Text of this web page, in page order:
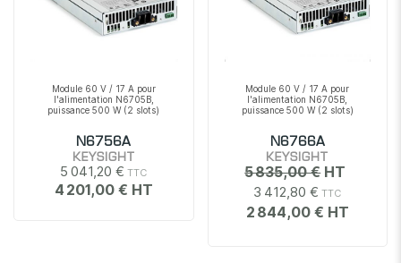
Module 60 V / 17 A pour
l'alimentation N6705B,
puissance 500 W (2 slots)
N6756A
KEYSIGHT
5 041,20 €
4 201,00 €
Module 60 V / 17 A pour
l'alimentation N6705B,
puissance 500 W (2 slots)
N6766A
KEYSIGHT
3 412,80 €
2 844,00 €
5 835,00 €